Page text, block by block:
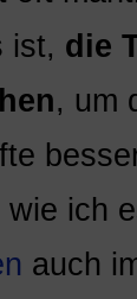
ist, die
, um
ich
auch